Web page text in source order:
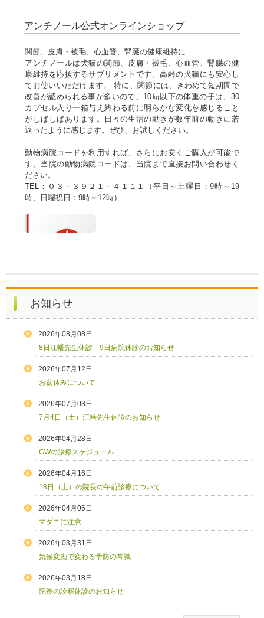
アンチノール公式オンラインショップ
関節、皮膚・被毛、心血管、腎臓の健康維持に
アンチノールは犬猫の関節、皮膚・被毛、心血管、腎臓の健
康維持を応援するサプリメントです。高齢の犬猫にも安心し
てお使いいただけます。 特に、関節には、きわめて短期間で
改善が認められる事が多いので、10㎏以下の体重の子は、30
カプセル入り一箱与え終わる前に明らかな変化を感じること
がしばしばあります。日々の生活の動きが数年前の動きに若
返ったように感じます。ぜひ、お試しください。
動物病院コードを利用すれば、さらにお安くご購入が可能で
す。当院の動物病院コードは、当院まで直接お問い合わせく
ださい。
TEL：０３－３９２１－４１１１（平日～土曜日：9時～19
時、日曜祝日：9時～12時）
お知らせ
2026年08月08日
8日江幡先生休診 9日病院休診のお知らせ
2026年07月12日
お盆休みについて
2026年07月03日
7月4日（土）江幡先生休診のお知らせ
2026年04月28日
GWの診療スケジュール
2026年04月16日
18日（土）の院長の午前診療について
2026年04月06日
マダニに注意
2026年03月31日
気候変動で変わる予防の常識
2026年03月18日
院長の診察休診のお知らせ